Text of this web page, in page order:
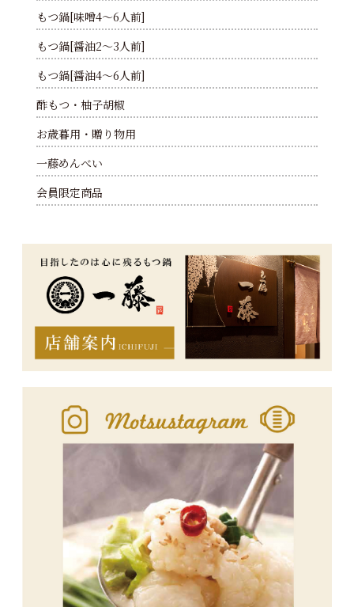
もつ鍋[味噌4～6人前]
もつ鍋[醤油2～3人前]
もつ鍋[醤油4～6人前]
酢もつ・柚子胡椒
お歳暮用・贈り物用
一藤めんべい
会員限定商品